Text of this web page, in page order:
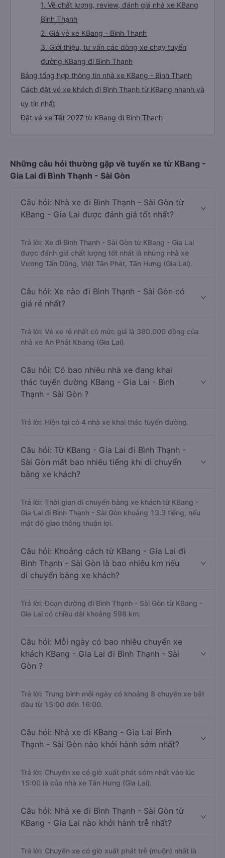
1. Về chất lượng, review, đánh giá nhà xe KBang
Bình Thạnh
2. Giá vé xe KBang - Bình Thạnh
3. Giới thiệu, tư vấn các dòng xe chạy tuyến
đường KBang đi Bình Thạnh
Bảng tổng hợp thông tin nhà xe KBang - Bình Thạnh
Cách đặt vé xe khách đi Bình Thạnh từ KBang nhanh và
uy tín nhất
Đặt vé xe Tết 2027 từ KBang đi Bình Thạnh
Những câu hỏi thường gặp về tuyến xe từ KBang -
Gia Lai đi Bình Thạnh - Sài Gòn
Câu hỏi: Nhà xe đi Bình Thạnh - Sài Gòn từ
KBang - Gia Lai được đánh giá tốt nhất?
Trả lời: Xe đi Bình Thạnh - Sài Gòn từ KBang - Gia Lai
được đánh giá chất lượng tốt nhất là những nhà xe
Vương Tấn Dũng, Việt Tân Phát, Tấn Hưng (Gia Lai).
Câu hỏi: Xe nào đi Bình Thạnh - Sài Gòn có
giá rẻ nhất?
Trả lời: Vé xe rẻ nhất có mức giá là 380.000 đồng của
nhà xe An Phát Kbang (Gia Lai).
Câu hỏi: Có bao nhiêu nhà xe đang khai
thác tuyến đường KBang - Gia Lai - Bình
Thạnh - Sài Gòn ?
Trả lời: Hiện tại có 4 nhà xe khai thác tuyến đường.
Câu hỏi: Từ KBang - Gia Lai đi Bình Thạnh -
Sài Gòn mất bao nhiêu tiếng khi di chuyển
bằng xe khách?
Trả lời: Thời gian di chuyển bằng xe khách từ KBang -
Gia Lai đi Bình Thạnh - Sài Gòn khoảng 13.3 tiếng, nếu
mật độ giao thông thuận lợi.
Câu hỏi: Khoảng cách từ KBang - Gia Lai đi
Bình Thạnh - Sài Gòn là bao nhiêu km nếu
di chuyển bằng xe khách?
Trả lời: Đoạn đường đi Bình Thạnh - Sài Gòn từ KBang -
Gia Lai có chiều dài khoảng 598 km.
Câu hỏi: Mỗi ngày có bao nhiêu chuyến xe
khách KBang - Gia Lai đi Bình Thạnh - Sài
Gòn ?
Trả lời: Trung bình mỗi ngày có khoảng 8 chuyến xe bắt
đầu từ 15:00 đến 16:00.
Câu hỏi: Nhà xe đi KBang - Gia Lai Bình
Thạnh - Sài Gòn nào khởi hành sớm nhất?
Trả lời: Chuyến xe có giờ xuất phát sớm nhất vào lúc
15:00 là của nhà xe Tấn Hưng (Gia Lai).
Câu hỏi: Nhà xe đi Bình Thạnh - Sài Gòn từ
KBang - Gia Lai nào khởi hành trễ nhất?
Trả lời: Chuyến xe có giờ xuất phát trễ (muộn) nhất là